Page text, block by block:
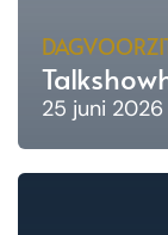
25 juni 2026